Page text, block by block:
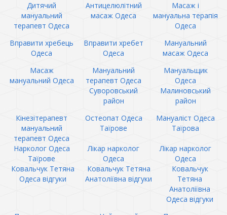
Дитячий
мануальний
терапевт Одеса
Антицелюлітний
масаж Одеса
Масаж і
мануальна терапія
Одеса
Вправити хребець
Одеса
Вправити хребет
Одеса
Мануальний
масаж Одеса
Масаж
мануальний Одеса
Мануальний
терапевт Одеса
Суворовський
район
Мануальщик
Одеса
Малиновський
район
Кінезітерапевт
мануальний
терапевт Одеса
Остеопат Одеса
Таїрове
Мануаліст Одеса
Таїрова
Нарколог Одеса
Таїрове
Лікар нарколог
Одеса
Лікар нарколог
Одеса
Ковальчук Тетяна
Одеса відгуки
Ковальчук Тетяна
Анатоліївна відгуки
Ковальчук
Тетяна
Анатоліївна
Одеса відгуки